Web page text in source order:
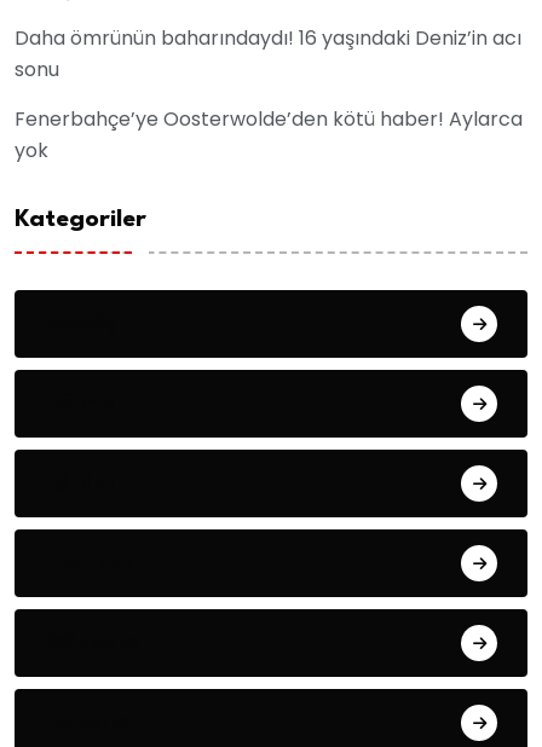
Daha ömrünün baharındaydı! 16 yaşındaki Deniz’in acı
sonu
Fenerbahçe’ye Oosterwolde’den kötü haber! Aylarca
yok
Kategoriler